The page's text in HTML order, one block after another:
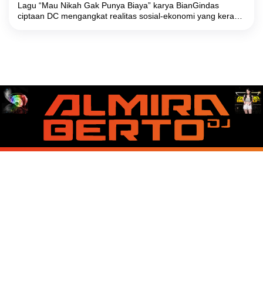
Lagu “Mau Nikah Gak Punya Biaya” karya BianGindas
ciptaan DC mengangkat realitas sosial-ekonomi yang kerap